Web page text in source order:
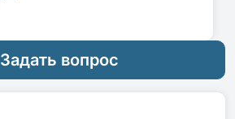
Задать вопрос